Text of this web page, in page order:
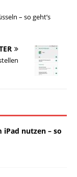
– so geht’s
iPad nutzen – so